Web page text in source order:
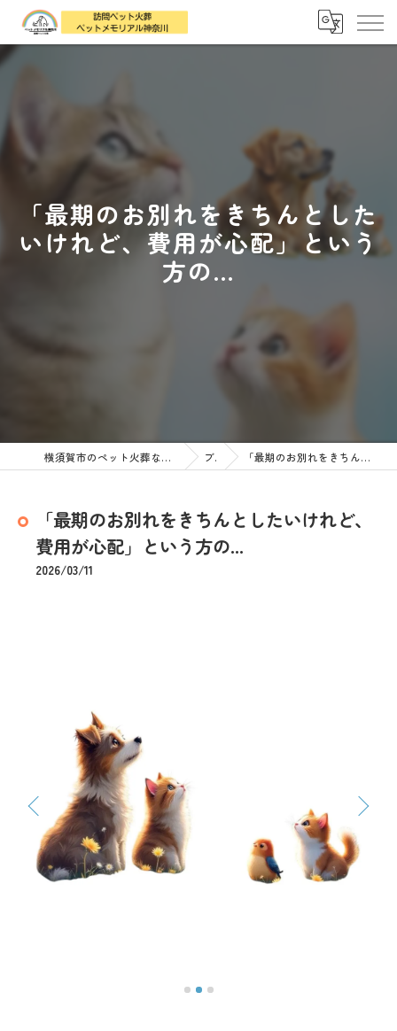
「最期のお別れをきちんとした
いけれど、費用が心配」という
方の...
横須賀市のペット火葬なら訪問ペット火葬 ペットメモリアル神奈川 ブログ 「最期のお別れをきちんとしたいけれど、費用が心配」という方の...
「最期のお別れをきちんとしたいけれど、
費用が心配」という方の...
2026/03/11